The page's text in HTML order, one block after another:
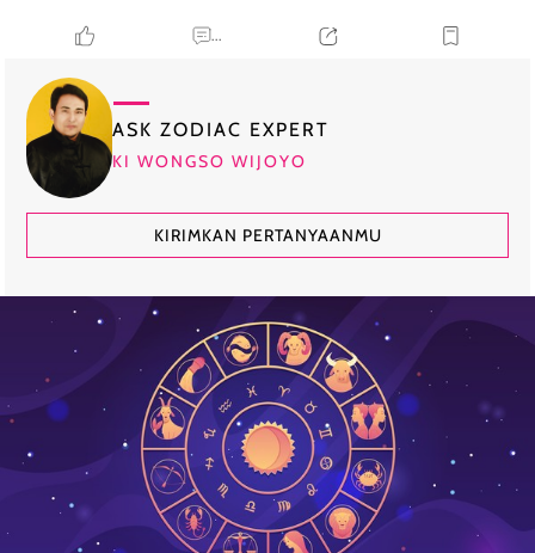
...
ASK ZODIAC EXPERT
KI WONGSO WIJOYO
KIRIMKAN PERTANYAANMU